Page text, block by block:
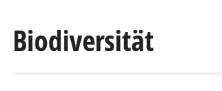
zum
Biodiversität